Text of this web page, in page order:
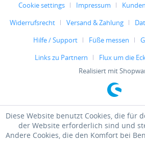
Cookie settings Impressum
Widerrufsrecht
Versand & Zahlung
Hilfe / Support
Füße messen
Links zu Partnern
Flux um die
Realisiert mit
Diese Website benutzt Cookies, die für
der Website erforderlich sind und
Andere Cookies, die den Komfort bei